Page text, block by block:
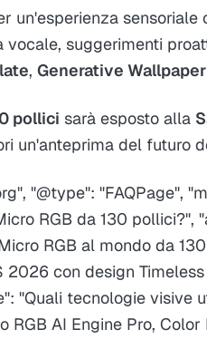
un'esperienza
vocale, suggerimenti
, Generative Wallpaper
pollici sarà esposto alla
un'anteprima del futuro
"@type": "FAQPage",
RGB da 130 pollici?",
RGB al mondo da
2026 con design
"Quali tecnologie visive
RGB AI Engine Pro,